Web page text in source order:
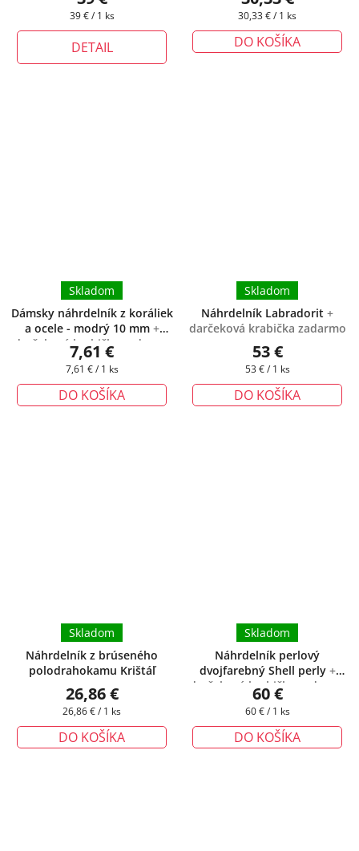
Jednotková
39 € / 1 ks
DETAIL
Jednotková
30,33 € / 1 ks
DO KOŠÍKA
Dámsky náhrdelník z koráliek
a ocele - modrý 10 mm +
darčeková krabička zadarmo
Skladom
7,61 €
Jednotková
7,61 € / 1 ks
DO KOŠÍKA
Náhrdelník Labradorit +
darčeková krabička zadarmo
Skladom
53 €
Jednotková
53 € / 1 ks
DO KOŠÍKA
Náhrdelník z brúseného
polodrahokamu Krištáľ
Skladom
26,86 €
Jednotková
26,86 € / 1 ks
DO KOŠÍKA
Náhrdelník perlový
dvojfarebný Shell perly +
darčeková krabička zadarmo
Skladom
60 €
Jednotková
60 € / 1 ks
DO KOŠÍKA